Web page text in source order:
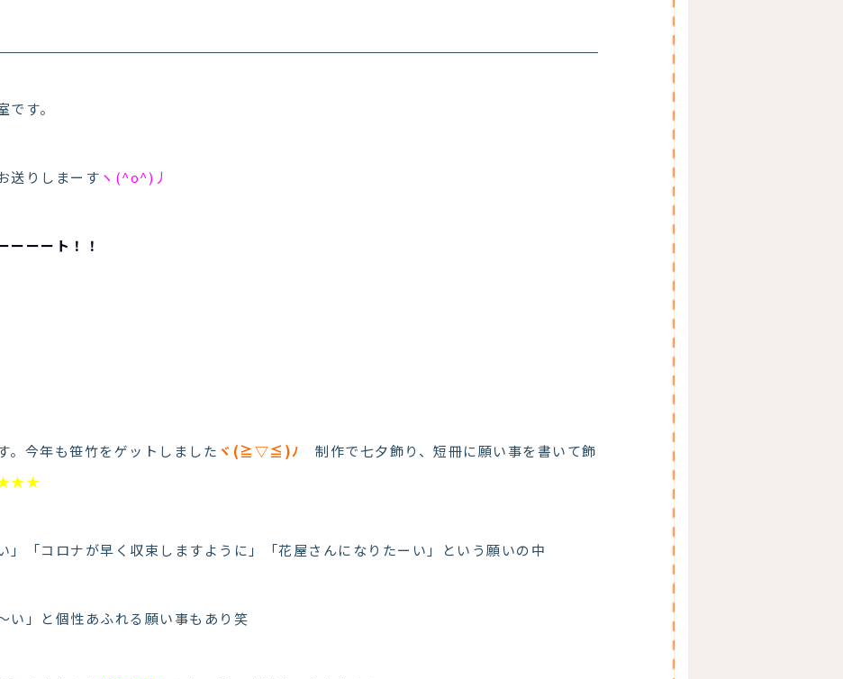
す。
送りしまーす ヽ(^o^)丿
ーーート！！
。今年も笹竹をゲットしました ヾ(≧▽≦)ﾉ制作で七夕飾り、短冊に願い事を書いて飾
」「コロナが早く収束しますように」「花屋さんになりたーい」という願いの中
い」と個性あふれる願い事もあり笑